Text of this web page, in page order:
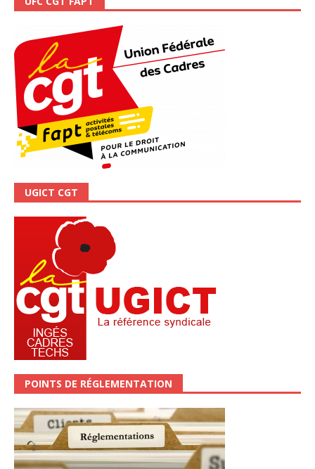
UGICT CGT
POINTS DE RÉGLEMENTATION